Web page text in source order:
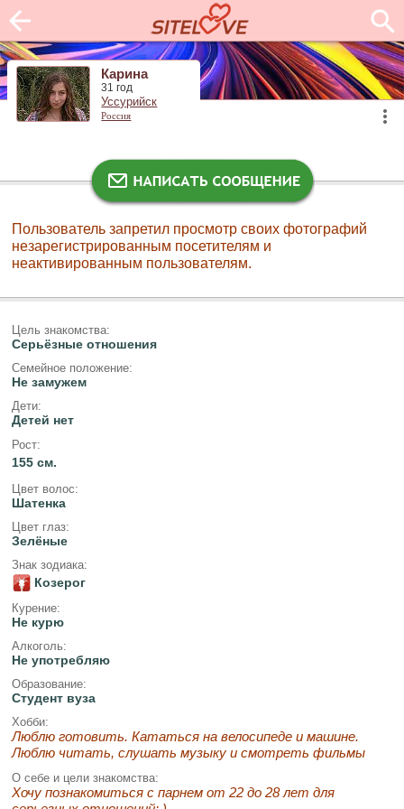
Карина
31 год
Уссурийск
Россия
Пользователь запретил просмотр своих фотографий
незарегистрированным посетителям и
неактивированным пользователям.
Цель знакомства:
Серьёзные отношения
Семейное положение:
Не замужем
Дети:
Детей нет
Рост:
155 см.
Цвет волос:
Шатенка
Цвет глаз:
Зелёные
Знак зодиака:
Козерог
Курение:
Не курю
Алкоголь:
Не употребляю
Образование:
Студент вуза
Хобби:
Люблю готовить. Кататься на велосипеде и машине.
Люблю читать, слушать музыку и смотреть фильмы
О себе и цели знакомства:
Хочу познакомиться с парнем от 22 до 28 лет для